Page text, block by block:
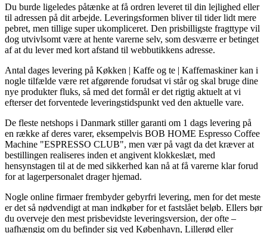
Du burde ligeledes påtænke at få ordren leveret til din lejlighed eller
til adressen på dit arbejde. Leveringsformen bliver til tider lidt mere
pebret, men tillige super ukompliceret. Den prisbilligste fragttype vil
dog utvivlsomt være at hente varerne selv, som desværre er betinget
af at du lever med kort afstand til webbutikkens adresse.
Antal dages levering på Køkken | Kaffe og te | Kaffemaskiner kan i
nogle tilfælde være ret afgørende forudsat vi står og skal bruge dine
nye produkter fluks, så med det formål er det rigtig aktuelt at vi
efterser det forventede leveringstidspunkt ved den aktuelle vare.
De fleste netshops i Danmark stiller garanti om 1 dags levering på
en række af deres varer, eksempelvis BOB HOME Espresso Coffee
Machine "ESPRESSO CLUB", men vær på vagt da det kræver at
bestillingen realiseres inden et angivent klokkeslæt, med
hensynstagen til at de med sikkerhed kan nå at få varerne klar forud
for at lagerpersonalet drager hjemad.
Nogle online firmaer frembyder gebyrfri levering, men for det meste
er det så nødvendigt at man indkøber for et fastslået beløb. Ellers bør
du overveje den mest prisbevidste leveringsversion, der ofte –
uafhængig om du befinder sig ved København, Lillerød eller